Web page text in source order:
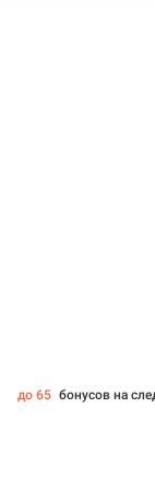
до 65 бонусов на